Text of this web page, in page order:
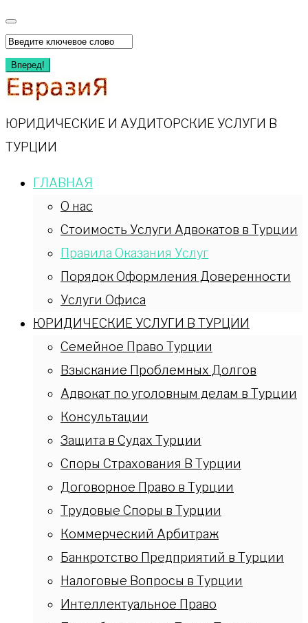
Вперед!
ЮРИДИЧЕСКИЕ И АУДИТОРСКИЕ УСЛУГИ В
ТУРЦИИ
ГЛАВНАЯ
О нас
Стоимость Услуги Адвокатов в Турции
Правила Оказания Услуг
Порядок Оформления Доверенности
Услуги Офиса
ЮРИДИЧЕСКИЕ УСЛУГИ В ТУРЦИИ
Семейное Право Турции
Взыскание Проблемных Долгов
Адвокат по уголовным делам в Турции
Консультации
Защита в Судах Турции
Споры Страхования В Турции
Договорное Право в Турции
Трудовые Споры в Турции
Коммерческий Арбитраж
Банкротство Предприятий в Турции
Налоговые Вопросы в Турции
Интеллектуальное Право